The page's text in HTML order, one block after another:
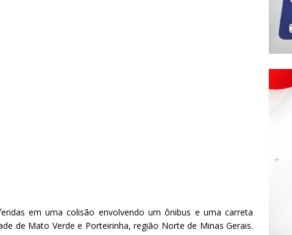
em uma colisão envolvendo um ônibus e uma carreta
de Mato Verde e Porteirinha, região Norte de Minas Gerais.